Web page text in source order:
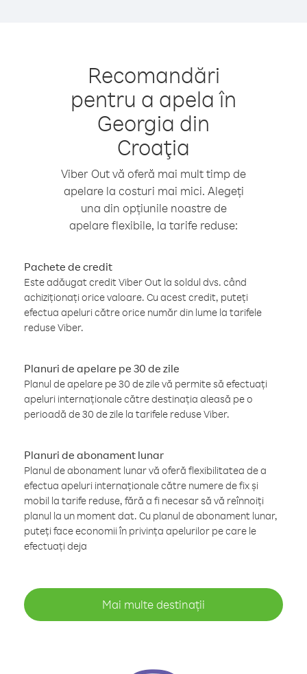
Recomandări
pentru a apela în
Georgia din
Croaţia
Viber Out vă oferă mai mult timp de
apelare la costuri mai mici. Alegeți
una din opțiunile noastre de
apelare flexibile, la tarife reduse:
Pachete de credit
Este adăugat credit Viber Out la soldul dvs. când
achiziționați orice valoare. Cu acest credit, puteți
efectua apeluri către orice număr din lume la tarifele
reduse Viber.
Planuri de apelare pe 30 de zile
Planul de apelare pe 30 de zile vă permite să efectuați
apeluri internaționale către destinația aleasă pe o
perioadă de 30 de zile la tarifele reduse Viber.
Planuri de abonament lunar
Planul de abonament lunar vă oferă flexibilitatea de a
efectua apeluri internaționale către numere de fix și
mobil la tarife reduse, fără a fi necesar să vă reînnoiți
planul la un moment dat. Cu planul de abonament lunar,
puteți face economii în privința apelurilor pe care le
efectuați deja
Mai multe destinații